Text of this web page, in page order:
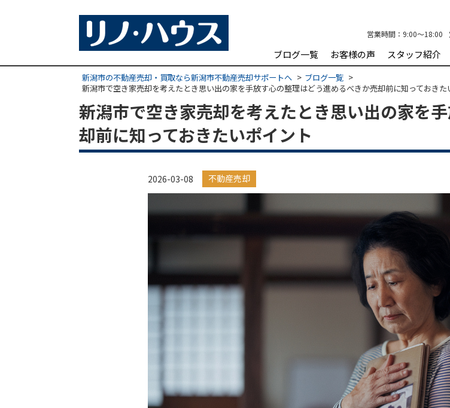
営業時間： 9:00～18:00
ブログ一覧 お客様の声 スタッフ紹介
新潟市の不動産売却・買取なら新潟市不動産売却サポートへ
ブログ一覧
新潟市で空き家売却を考えたとき思い出の家を手放す心の整理はどう進めるべきか売却前に知っておきた
新潟市で空き家売却を考えたとき思い出の家を
却前に知っておきたいポイント
2026-03-08 不動産売却